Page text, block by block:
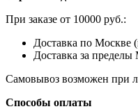
При заказе от 10000 руб.:
Доставка по Москве
Доставка за
Самовывоз возможен при
Способы оплаты